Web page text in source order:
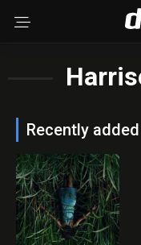
Recently added